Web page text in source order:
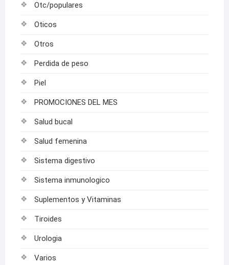
Otc/populares
Oticos
Otros
Perdida de peso
Piel
PROMOCIONES DEL MES
Salud bucal
Salud femenina
Sistema digestivo
Sistema inmunologico
Suplementos y Vitaminas
Tiroides
Urologia
Varios